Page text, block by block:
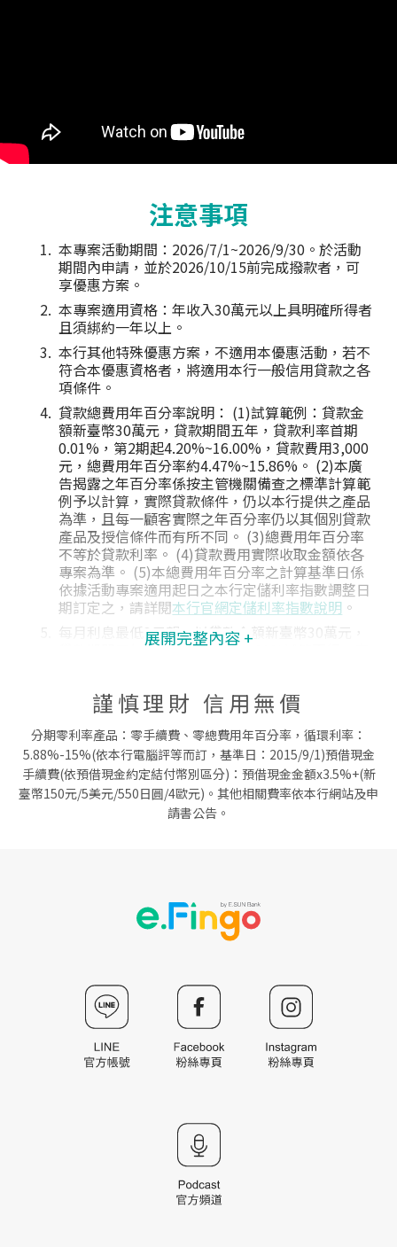
注意事項
本專案活動期間：2026/7/1~2026/9/30。於活動
期間內申請，並於2026/10/15前完成撥款者，可
享優惠方案。
本專案適用資格：年收入30萬元以上具明確所得者
且須綁約一年以上。
本行其他特殊優惠方案，不適用本優惠活動，若不
符合本優惠資格者，將適用本行一般信用貸款之各
項條件。
貸款總費用年百分率說明： (1)試算範例：貸款金
額新臺幣30萬元，貸款期間五年，貸款利率首期
0.01%，第2期起4.20%~16.00%，貸款費用3,000
元，總費用年百分率約4.47%~15.86%。 (2)本廣
告揭露之年百分率係按主管機關備查之標準計算範
例予以計算，實際貸款條件，仍以本行提供之產品
為準，且每一顧客實際之年百分率仍以其個別貸款
產品及授信條件而有所不同。 (3)總費用年百分率
不等於貸款利率。 (4)貸款費用實際收取金額依各
專案為準。 (5)本總費用年百分率之計算基準日係
依據活動專案適用起日之本行定儲利率指數調整日
期訂定之，請詳閱本行官網定儲利率指數說明 。
每月利息最低3元起：以貸款金額新臺幣30萬元，
貸款期間五年，貸款利率首期0.01%試算而得，實
符合下列條件且線上申請認證通過之顧客可「免上
傳財力文件」：本行存款戶(不包含第三類數位存
款帳戶)，申請玉山銀行C3軟體憑證並通過認證，
並授權本行透過財團法人金融聯合徵信中心介接使
用公務機關資料，查詢財政部個人最新年度所得資
料、財產清單以及勞動部職業投保資料；本行仍保
留文件徵提之權利。
線上取得核貸條件限本行特定客群申辦，始有適
最快1小時得知審核結果。
專人回覆及免費諮詢為營業時間內服務，營業時間
為週一至週五09:00~17:00，週六申請亦有專人協
本產品為一次撥付型產品且不適用於清償本行既有
之貸款條件。
玉山銀行未與任何代辦或行銷公司合作辦理貸款事
宜，敬請留意，以免損害自身權益。
本行保有徵提文件、專案內容變更及核貸與否之權
展開完整內容 +
謹慎理財 信用無價
分期零利率產品：零手續費、零總費用年百分率，循環利率：
5.88%-15%(依本行電腦評等而訂，基準日：2015/9/1)預借現金
手續費(依預借現金約定結付幣別區分)：預借現金金額x3.5%+(新
臺幣150元/5美元/550日圓/4歐元)。其他相關費率依本行網站及申
請書公告。